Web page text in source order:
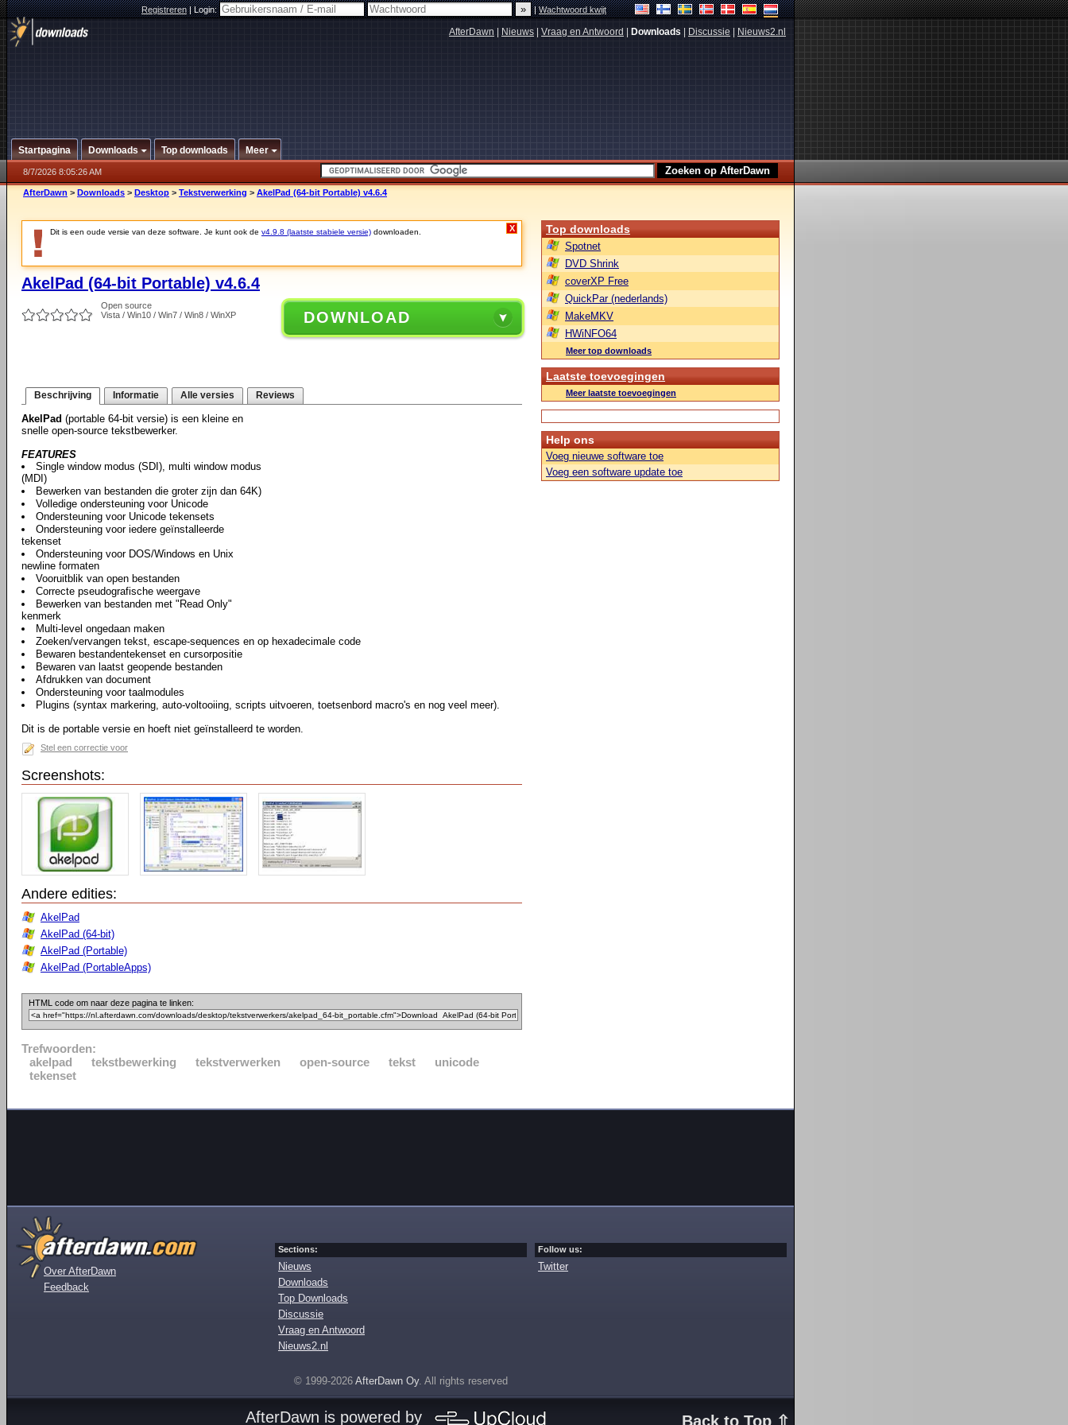
Registreren|Login: |Wachtwoord kwijt
AfterDawn Nieuws Vraag en Antwoord Downloads Discussie Nieuws2.nl
Startpagina Downloads Top downloads Meer
8/7/2026 8:05:26 AM
AfterDawn > Downloads > Desktop > Tekstverwerking > AkelPad (64-bit Portable) v4.6.4
Dit is een oude versie van deze software. Je kunt ook de v4.9.8 (laatste stabiele versie) downloaden. X
AkelPad (64-bit Portable) v4.6.4
Open source
Vista / Win10 / Win7 / Win8 / WinXP
DOWNLOAD
Beschrijving Informatie Alle versies Reviews
AkelPad (portable 64-bit versie) is een kleine en
snelle open-source tekstbewerker.
FEATURES
Single window modus (SDI), multi window modus
(MDI)
Bewerken van bestanden die groter zijn dan 64K)
Volledige ondersteuning voor Unicode
Ondersteuning voor Unicode tekensets
Ondersteuning voor iedere geïnstalleerde
tekenset
Ondersteuning voor DOS/Windows en Unix
newline formaten
Vooruitblik van open bestanden
Correcte pseudografische weergave
Bewerken van bestanden met "Read Only"
kenmerk
Multi-level ongedaan maken
Zoeken/vervangen tekst, escape-sequences en op hexadecimale code
Bewaren bestandentekenset en cursorpositie
Bewaren van laatst geopende bestanden
Afdrukken van document
Ondersteuning voor taalmodules
Plugins (syntax markering, auto-voltooiing, scripts uitvoeren, toetsenbord macro's en nog veel meer).
Dit is de portable versie en hoeft niet geïnstalleerd te worden.
Stel een correctie voor
Screenshots:
Andere edities:
AkelPad
AkelPad (64-bit)
AkelPad (Portable)
AkelPad (PortableApps)
HTML code om naar deze pagina te linken:
Trefwoorden:
akelpad
tekstbewerking tekstverwerken open-source tekst
unicode
tekenset
Top downloads
Spotnet
DVD Shrink
coverXP Free
QuickPar (nederlands)
MakeMKV
HWiNFO64
Meer top downloads
Laatste toevoegingen
Meer laatste toevoegingen
Help ons
Voeg nieuwe software toe
Voeg een software update toe
Over AfterDawn
Feedback
Sections:
Nieuws
Downloads
Top Downloads
Discussie
Vraag en Antwoord
Nieuws2.nl
Follow us:
Twitter
© 1999-2026 AfterDawn Oy. All rights reserved
Back to Top ⇧
AfterDawn is powered by